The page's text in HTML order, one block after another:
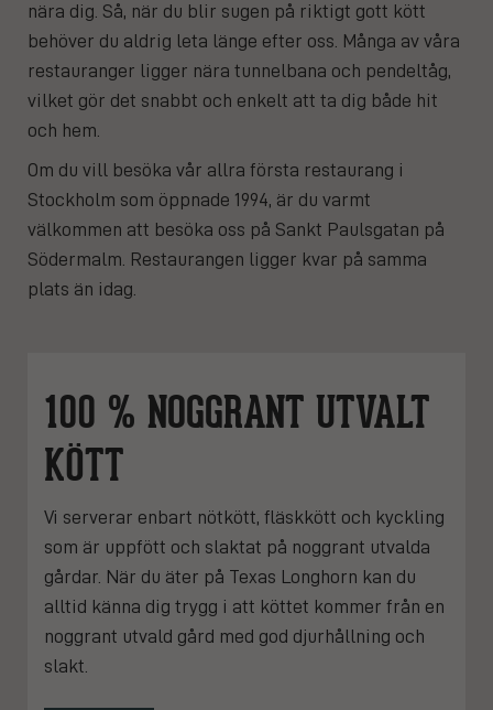
nära dig. Så, när du blir sugen på riktigt gott kött
behöver du aldrig leta länge efter oss. Många av våra
restauranger ligger nära tunnelbana och pendeltåg,
vilket gör det snabbt och enkelt att ta dig både hit
och hem.
Om du vill besöka vår allra första restaurang i
Stockholm som öppnade 1994, är du varmt
välkommen att besöka oss på Sankt Paulsgatan på
Södermalm. Restaurangen ligger kvar på samma
plats än idag.
100 % NOGGRANT UTVALT
KÖTT
Vi serverar enbart nötkött, fläskkött och kyckling
som är uppfött och slaktat på noggrant utvalda
gårdar. När du äter på Texas Longhorn kan du
alltid känna dig trygg i att köttet kommer från en
noggrant utvald gård med god djurhållning och
slakt.